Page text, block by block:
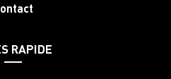
RAPIDE